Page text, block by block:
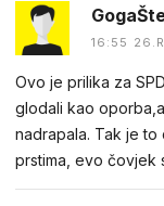
16:55
Ovo je prilika za
glodali kao
nadrapala. Tak je
prstima, evo čovjek